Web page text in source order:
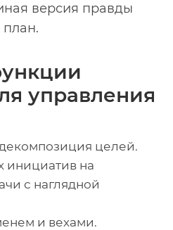
версия правды
управления
целей.
инициатив на
с наглядной
и вехами.